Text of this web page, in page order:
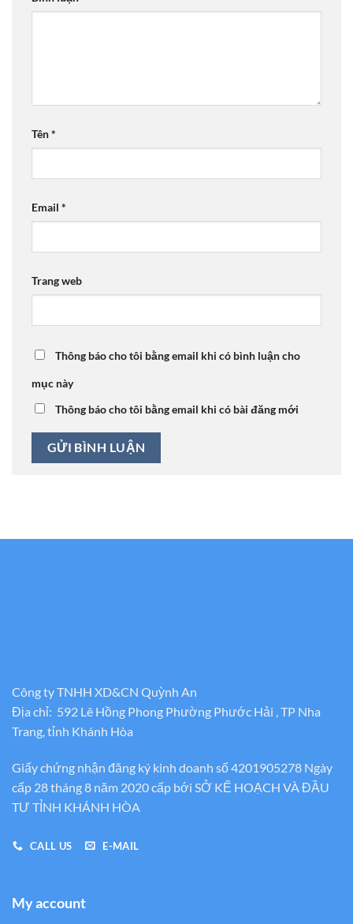
Tên*
Email *
Trang web
Thông báo cho tôi bằng email khi có bình luận cho
mục này
Thông báo cho tôi bằng email khi có bài đăng mới
Công ty TNHH XD&CN Quỳnh An
Địa chỉ: 592 Lê Hồng Phong Phường Phước Hải , TP Nha
Trang, tỉnh Khánh Hòa
Giấy chứng nhận đăng ký kinh doanh số 4201905278 Ngày
cấp 28 tháng 8 năm 2020 cấp bới SỞ KẾ HOẠCH VÀ ĐẦU
TƯ TỈNH KHÁNH HÒA
CALL US E-MAIL
My account